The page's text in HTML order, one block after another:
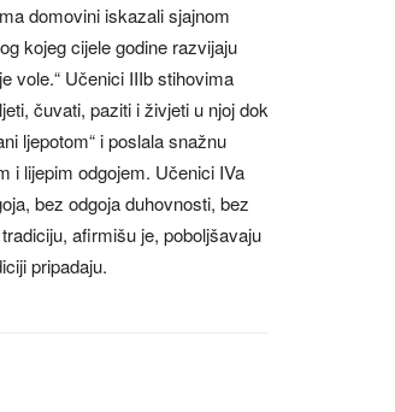
domovini iskazali sjajnom
kojeg cijele godine razvijaju
vole.“ Učenici IIIb stihovima
čuvati, paziti i živjeti u njoj dok
ljepotom“ i poslala snažnu
i lijepim odgojem. Učenici IVa
bez odgoja duhovnosti, bez
afirmišu je, poboljšavaju
pripadaju.